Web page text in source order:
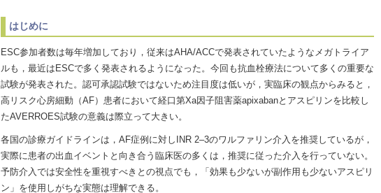
はじめに
ESC参加者数は毎年増加しており，従来はAHA/ACCで発表されていたようなメガトライア
ルも，最近はESCで多く発表されるようになった。今回も抗血栓療法について多くの重要な
試験が発表された。認可承認試験ではないため注目度は低いが，実臨床の観点からみると，
高リスク心房細動（AF）患者において経口第Xa因子阻害薬apixabanとアスピリンを比較し
たAVERROES試験の意義は際立って大きい。
各国の診療ガイドラインは，AF症例に対しINR 2–3のワルファリン介入を推奨しているが，
実際に患者の出血イベントと向き合う臨床医の多くは，推奨に従った介入を行っていない。
予防介入では安全性を重視すべきとの視点でも，「効果も少ないが副作用も少ないアスピリ
ン」を使用しがちな実態は理解できる。